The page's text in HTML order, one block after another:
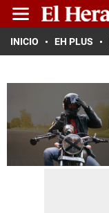
INICIO EH PLUS